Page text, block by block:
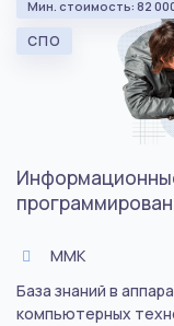
Мин. стоимость: 82
СПО
ММК
База знаний в
компьютерных